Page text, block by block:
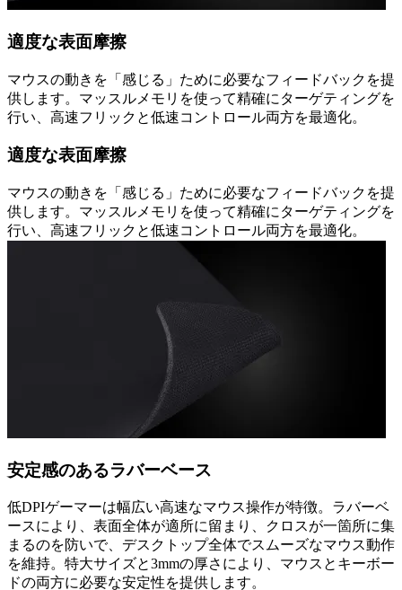
適度な表面摩擦
マウスの動きを「感じる」ために必要なフィードバックを提
供します。マッスルメモリを使って精確にターゲティングを
行い、高速フリックと低速コントロール両方を最適化。
適度な表面摩擦
マウスの動きを「感じる」ために必要なフィードバックを提
供します。マッスルメモリを使って精確にターゲティングを
行い、高速フリックと低速コントロール両方を最適化。
安定感のあるラバーベース
低DPIゲーマーは幅広い高速なマウス操作が特徴。ラバーベ
ースにより、表面全体が適所に留まり、クロスが一箇所に集
まるのを防いで、デスクトップ全体でスムーズなマウス動作
を維持。特大サイズと3mmの厚さにより、マウスとキーボー
ドの両方に必要な安定性を提供します。